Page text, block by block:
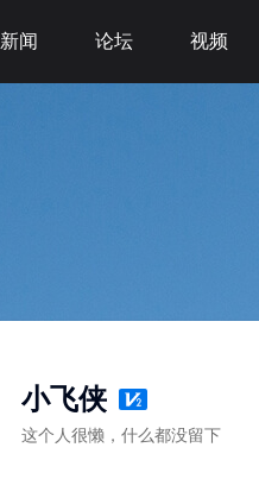
新闻 论坛 视频
小飞侠
这个人很懒，什么都没留下